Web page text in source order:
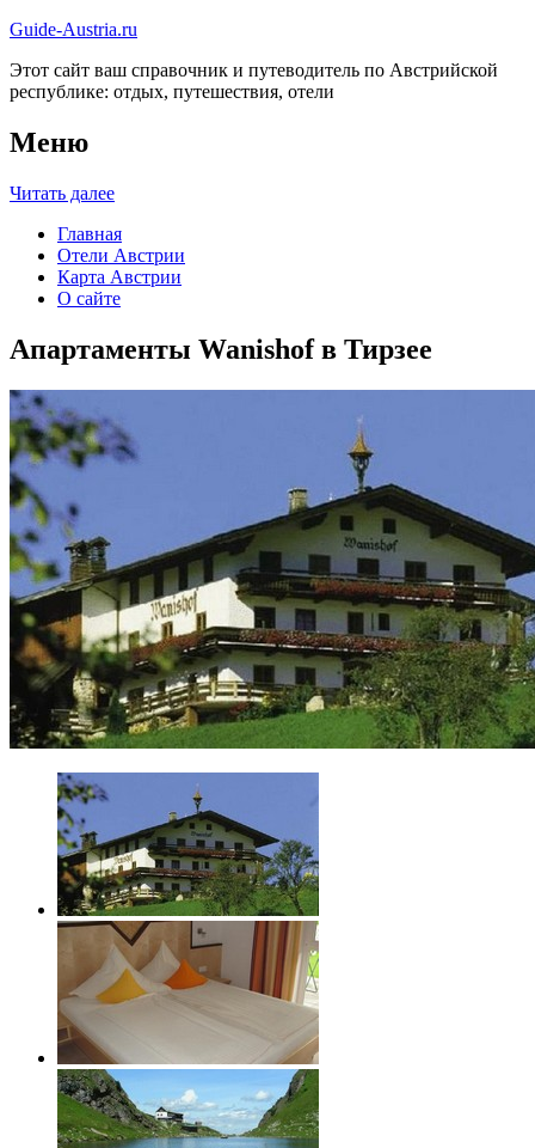
Guide-Austria.ru
Этот сайт ваш справочник и путеводитель по Австрийской
республике: отдых, путешествия, отели
Меню
Читать далее
Главная
Отели Австрии
Карта Австрии
О сайте
Апартаменты Wanishof в Тирзее